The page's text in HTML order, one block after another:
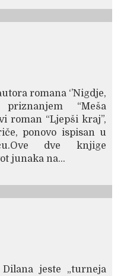
romana ‘’Nigdje,
priznanjem “Meša
roman “Ljepši kraj”,
ponovo ispisan u
dve knjige
junaka na...
jeste „turneja